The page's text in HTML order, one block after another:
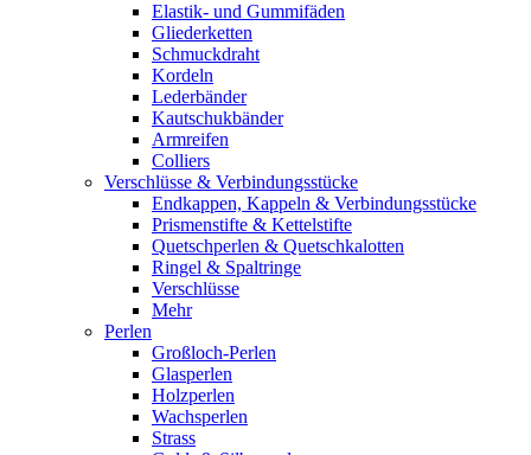
Elastik- und Gummifäden
Gliederketten
Schmuckdraht
Kordeln
Lederbänder
Kautschukbänder
Armreifen
Colliers
Verschlüsse & Verbindungsstücke
Endkappen, Kappeln & Verbindungsstücke
Prismenstifte & Kettelstifte
Quetschperlen & Quetschkalotten
Ringel & Spaltringe
Verschlüsse
Mehr
Perlen
Großloch-Perlen
Glasperlen
Holzperlen
Wachsperlen
Strass